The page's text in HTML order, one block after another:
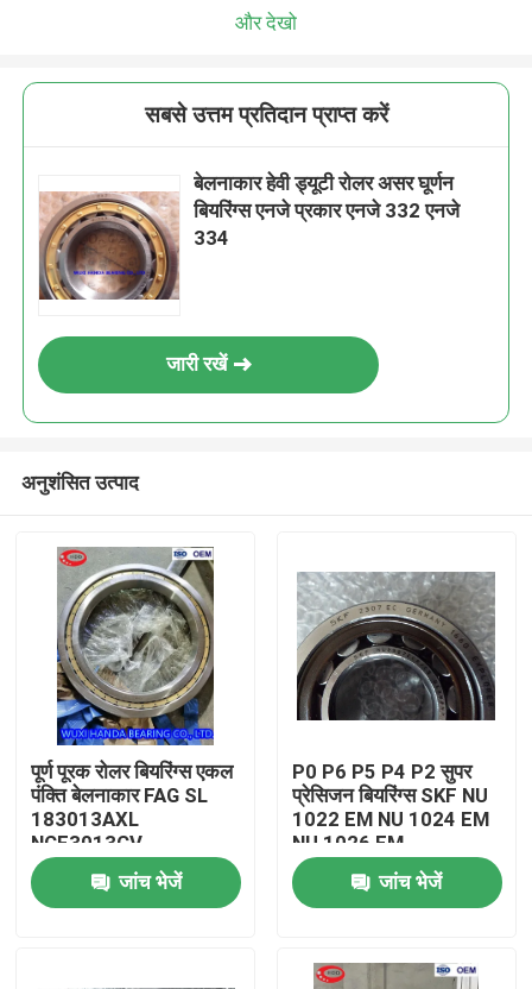
और देखो
सबसे उत्तम प्रतिदान प्राप्त करें
बेलनाकार हेवी ड्यूटी रोलर असर घूर्णन
बियरिंग्स एनजे प्रकार एनजे 332 एनजे
334
जारी रखें
अनुशंसित उत्पाद
पूर्ण पूरक रोलर बियरिंग्स एकल
पंक्ति बेलनाकार FAG SL
183013AXL
NCF3013CV
जांच भेजें
P0 P6 P5 P4 P2 सुपर
प्रेसिजन बियरिंग्स SKF NU
1022 EM NU 1024 EM
NU 1026 EM
जांच भेजें